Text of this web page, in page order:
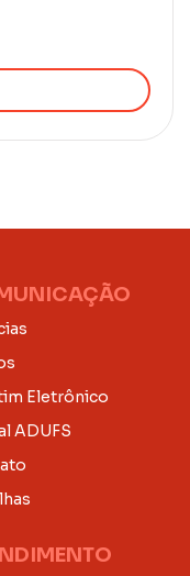
Eletrônico
ADUFS